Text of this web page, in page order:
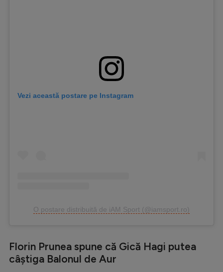
Vezi această postare pe Instagram
O postare distribuită de iAM Sport (@iamsport.ro)
Florin Prunea spune că Gică Hagi putea
câștiga Balonul de Aur